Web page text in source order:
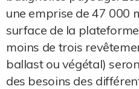
une emprise de 47 000
surface de la
moins de trois
ballast ou végétal)
des besoins des